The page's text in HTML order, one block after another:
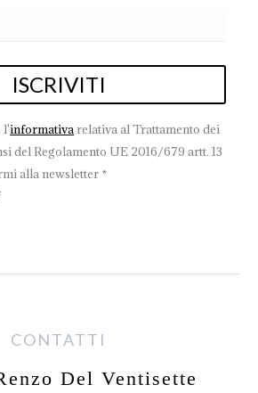
l'informativa relativa al Trattamento dei
del Regolamento UE 2016/679 artt. 13
alla newsletter *
CONTATTI
Del Ventisette